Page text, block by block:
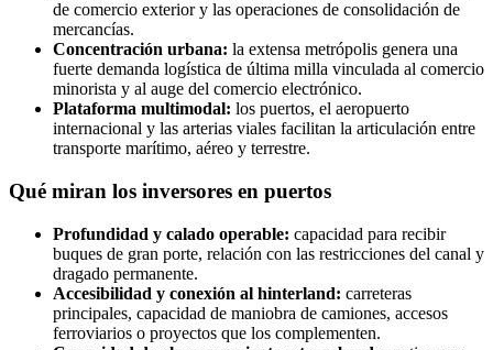
de comercio exterior y las operaciones de consolidación de
mercancías.
Concentración urbana: la extensa metrópolis genera una
fuerte demanda logística de última milla vinculada al comercio
minorista y al auge del comercio electrónico.
Plataforma multimodal: los puertos, el aeropuerto
internacional y las arterias viales facilitan la articulación entre
transporte marítimo, aéreo y terrestre.
Qué miran los inversores en puertos
Profundidad y calado operable: capacidad para recibir
buques de gran porte, relación con las restricciones del canal y
dragado permanente.
Accesibilidad y conexión al hinterland: carreteras
principales, capacidad de maniobra de camiones, accesos
ferroviarios o proyectos que los complementen.